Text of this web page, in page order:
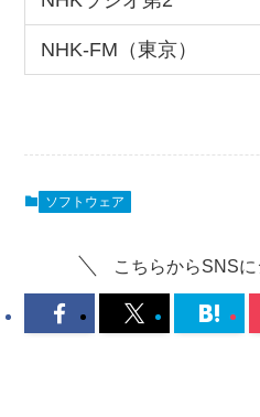
NHK-FM（東京）
ソフトウェア
こちらからSNS